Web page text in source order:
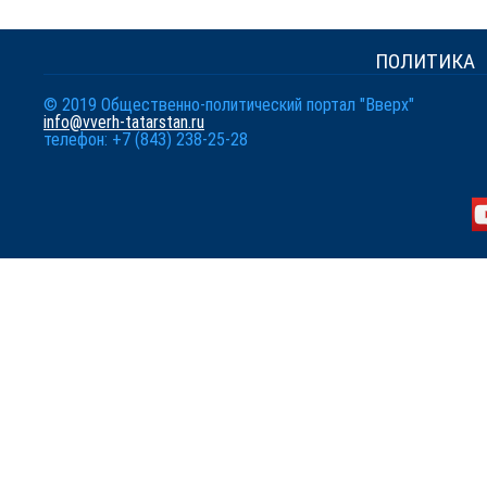
ПОЛИТИКА
© 2019 Общественно-политический портал "Вверх"
info@vverh-tatarstan.ru
телефон: +7 (843) 238-25-28